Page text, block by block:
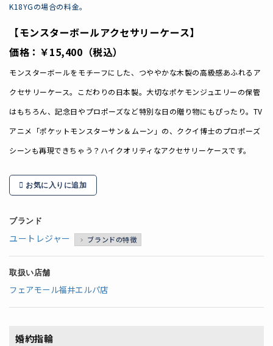
K18YGの場合の料金。
【モンスターボールアクセサリーケース】
価格：￥15,400（税込）
モンスターボールをモチーフにした、つややかな木製の高級感あふれるア
クセサリーケース。こだわりの日本製。大切なポケモンジュエリーの保管
はもちろん、記念日やプロポーズなど特別な日の贈り物にもぴったり。TV
アニメ「ポケットモンスターサン＆ムーン」の、ククイ博士のプロポーズ
シーンも再現できちゃう？ハイクオリティなアクセサリーケースです。
お気に入りに追加
ブランド
ユートレジャー ブランドの特徴
取扱い店舗
フェアモール福井エルパ店
婚約指輪